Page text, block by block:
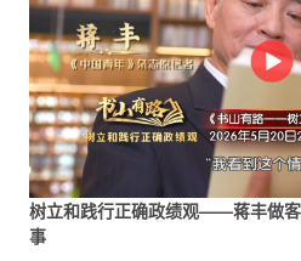
树立和践行正确政绩观——蒋丰做
事